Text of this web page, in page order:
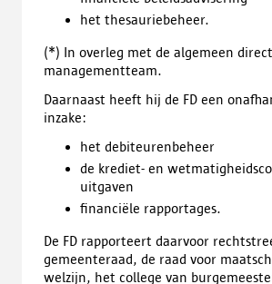
het thesauriebeheer.
(*) In overleg met de algemeen
managementteam.
Daarnaast heeft hij de FD een
inzake:
het debiteurenbeheer
de krediet- en
uitgaven
financiële rapportages.
De FD rapporteert daarvoor
gemeenteraad, de raad voor
welzijn, het college van